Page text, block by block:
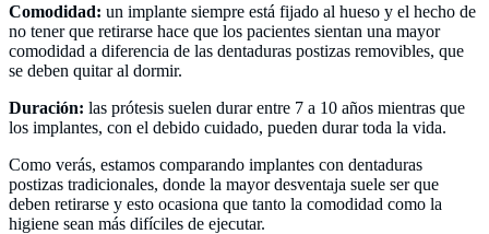
Comodidad: un implante siempre está fijado al hueso y el hecho de
no tener que retirarse hace que los pacientes sientan una mayor
comodidad a diferencia de las dentaduras postizas removibles, que
se deben quitar al dormir.
Duración: las prótesis suelen durar entre 7 a 10 años mientras que
los implantes, con el debido cuidado, pueden durar toda la vida.
Como verás, estamos comparando implantes con dentaduras
postizas tradicionales, donde la mayor desventaja suele ser que
deben retirarse y esto ocasiona que tanto la comodidad como la
higiene sean más difíciles de ejecutar.